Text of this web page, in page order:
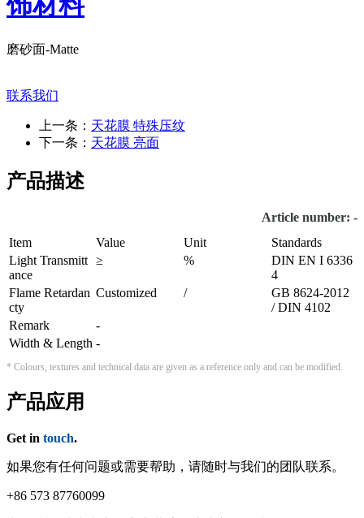
磨砂面-Matte
联系我们
上一条： 天花膜 特殊压纹
下一条： 天花膜 亮面
产品描述
Article number: -
Item
Value Unit
Standards
Light Transmitt
ance
≥ %
DIN EN I 6336
4
Flame Retardan
cty
Customized /
GB 8624-2012
/ DIN 4102
Remark
-
Width & Length -
* Colours, textures and technical data are given as a reference only and can be modified.
产品应用
Get in touch.
如果您有任何问题或需要帮助，请随时与我们的团队联系。
+86 573 87760099